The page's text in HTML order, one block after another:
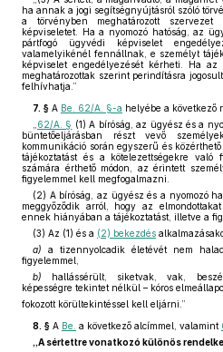
ha annak a jogi segítségnyújtásról szóló
a törvényben meghatározott
képviseletet. Ha a nyomozó hatóság, az
pártfogó ügyvédi képviselet
valamelyikénél fennállnak, e személyt
képviselet engedélyezését kérheti. Ha az
meghatározottak szerint perindításra
felhívhatja.”
7. § A Be. 62/A. §-a helyébe a következő
62/A. § (1) A bíróság, az ügyész és a
büntetőeljárásban részt vevő
kommunikáció során egyszerű és
tájékoztatást és a kötelezettségekre való
számára érthető módon, az érintett
figyelemmel kell megfogalmazni.
(2) A bíróság, az ügyész és a nyomozó
meggyőződik arról, hogy az
ennek hiányában a tájékoztatást, illetve a
(3) Az (1) és a (2) bekezdés
a) a tizennyolcadik életévét nem
figyelemmel,
b) hallássérült, siketvak, vak,
képességre tekintet nélkül – kóros
fokozott körültekintéssel kell eljárni.”
8. § A Be. a következő alcímmel, valamint
„A sértettre vonatkozó különös